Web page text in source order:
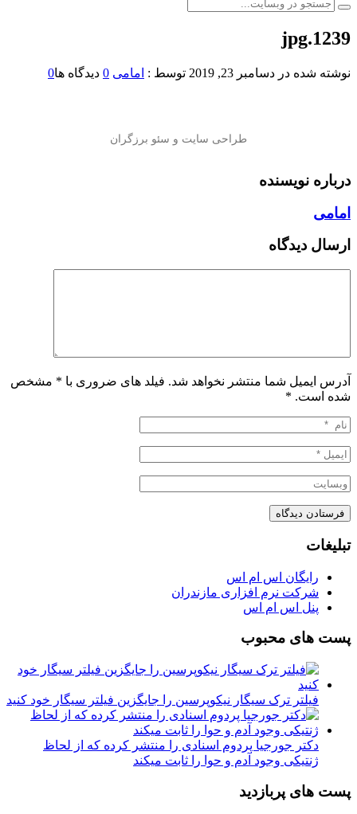
1239.jpg
نوشته شده در دسامبر 23, 2019 توسط : امامی 0 دیدگاه ها0
درباره نویسنده
امامی
ارسال دیدگاه
آدرس ایمیل شما منتشر نخواهد شد. فیلد های ضروری با * مشخص
شده است. *
تبلیغات
رایگان اس ام اس
شرکت نرم افزاری مازندران
پنل اس ام اس
پست های محبوب
فیلتر ترک سیگار نیکوپرسین را جایگزین فیلتر سیگار خود کنید
دکتر جورجیا پردوم اسنادی را منتشر کرده که از لحاظ
ژنتیکی وجود آدم و حوا را ثابت میکند
پست های پربازدید